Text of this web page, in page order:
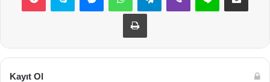
Yazdır
Kayıt Ol